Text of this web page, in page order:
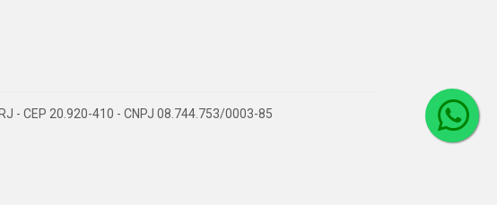
- CEP 20.920-410 - CNPJ 08.744.753/0003-85